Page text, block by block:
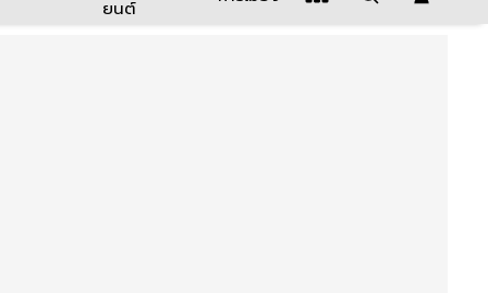
ยนต์